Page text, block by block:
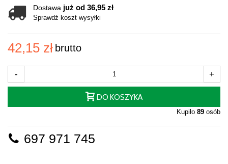
Dostawa już od 36,95 zł
Sprawdź koszt wysyłki
42,15 zł brutto
- +
DO KOSZYKA
Kupiło 89 osób
697 971 745